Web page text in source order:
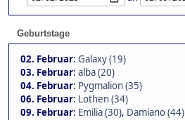
Geburtstage
02. Februar: Galaxy (19)
03. Februar: alba (20)
04. Februar: Pygmalion (35)
06. Februar: Lothen (34)
09. Februar: Emilia (30), Damiano (44)